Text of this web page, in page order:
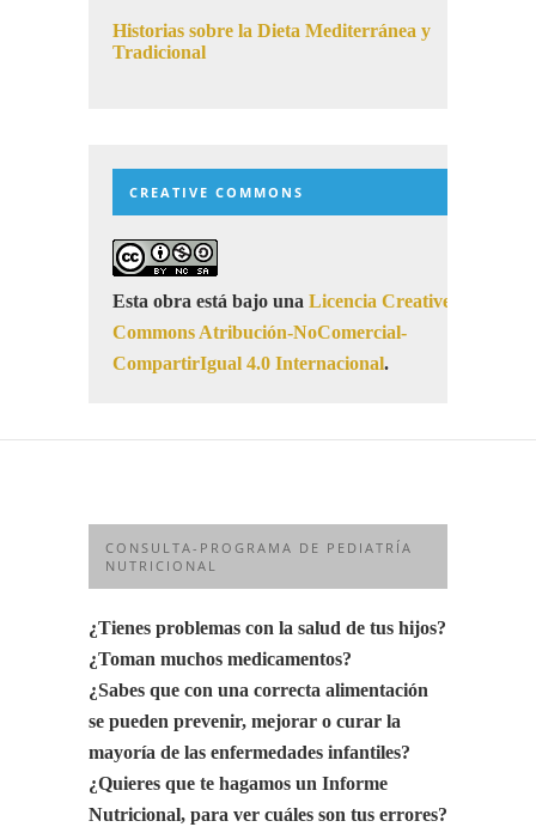
Historias sobre la Dieta Mediterránea y
Tradicional
CREATIVE COMMONS
Esta obra está bajo una Licencia Creative
Commons Atribución-NoComercial-
CompartirIgual 4.0 Internacional.
CONSULTA-PROGRAMA DE PEDIATRÍA
NUTRICIONAL
¿Tienes problemas con la salud de tus hijos?
¿Toman muchos medicamentos?
¿Sabes que con una correcta alimentación
se pueden prevenir, mejorar o curar la
mayoría de las enfermedades infantiles?
¿Quieres que te hagamos un Informe
Nutricional, para ver cuáles son tus errores?